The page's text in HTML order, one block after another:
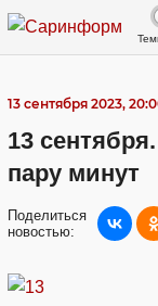
13 сентября 2023,
13
пару минут
Поделиться
новостью: